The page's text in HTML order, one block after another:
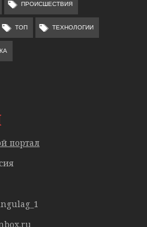
ПРОИСШЕСТВИЯ
ТОП ТЕХНОЛОГИИ
портал